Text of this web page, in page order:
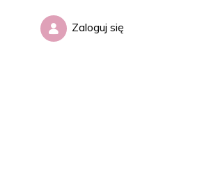
Zaloguj się